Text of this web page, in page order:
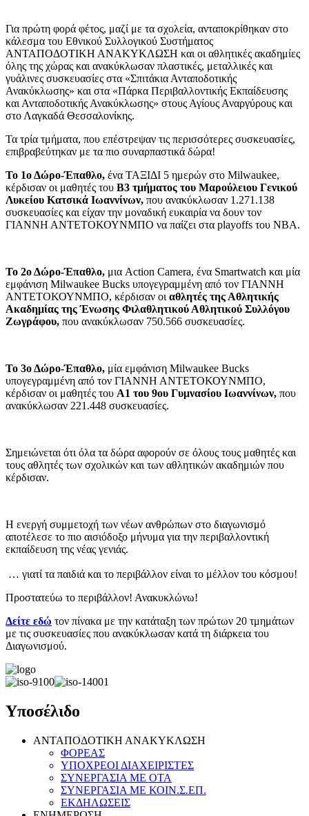
Για πρώτη φορά φέτος, μαζί με τα σχολεία, ανταποκρίθηκαν στο
κάλεσμα του Εθνικού Συλλογικού Συστήματος
ΑΝΤΑΠΟΔΟΤΙΚΗ ΑΝΑΚΥΚΛΩΣΗ και οι αθλητικές ακαδημίες
όλης της χώρας και ανακύκλωσαν πλαστικές, μεταλλικές και
γυάλινες συσκευασίες στα «Σπιτάκια Ανταποδοτικής
Ανακύκλωσης» και στα «Πάρκα Περιβαλλοντικής Εκπαίδευσης
και Ανταποδοτικής Ανακύκλωσης» στους Αγίους Αναργύρους και
στο Λαγκαδά Θεσσαλονίκης.
Τα τρία τμήματα, που επέστρεψαν τις περισσότερες συσκευασίες,
επιβραβεύτηκαν με τα πιο συναρπαστικά δώρα!
Το 1ο Δώρο-Έπαθλο, ένα ΤΑΞΙΔΙ 5 ημερών στο Milwaukee,
κέρδισαν οι μαθητές του Β3 τμήματος του Μαρούλειου Γενικού
Λυκείου Κατσικά Ιωαννίνων, που ανακύκλωσαν 1.271.138
συσκευασίες και είχαν την μοναδική ευκαιρία να δουν τον
ΓΙΑΝΝΗ ΑΝΤΕΤΟΚΟΥΝΜΠΟ να παίζει στα playoffs του ΝΒΑ.
Το 2ο Δώρο-Έπαθλο, μια Action Camera, ένα Smartwatch και μία
εμφάνιση Milwaukee Bucks υπογεγραμμένη από τον ΓΙΑΝΝΗ
ΑΝΤΕΤΟΚΟΥΝΜΠΟ, κέρδισαν οι αθλητές της Αθλητικής
Ακαδημίας της Ένωσης Φιλαθλητικού Αθλητικού Συλλόγου
Ζωγράφου, που ανακύκλωσαν 750.566 συσκευασίες.
Το 3ο Δώρο-Έπαθλο, μία εμφάνιση Milwaukee Bucks
υπογεγραμμένη από τον ΓΙΑΝΝΗ ΑΝΤΕΤΟΚΟΥΝΜΠΟ,
κέρδισαν οι μαθητές του Α1 του 9ου Γυμνασίου Ιωαννίνων, που
ανακύκλωσαν 221.448 συσκευασίες.
Σημειώνεται ότι όλα τα δώρα αφορούν σε όλους τους μαθητές και
τους αθλητές των σχολικών και των αθλητικών ακαδημιών που
κέρδισαν.
Η ενεργή συμμετοχή των νέων ανθρώπων στο διαγωνισμό
αποτέλεσε το πιο αισιόδοξο μήνυμα για την περιβαλλοντική
εκπαίδευση της νέας γενιάς.
… γιατί τα παιδιά και το περιβάλλον είναι το μέλλον του κόσμου!
Προστατεύω το περιβάλλον! Ανακυκλώνω!
Δείτε εδώ τον πίνακα με την κατάταξη των πρώτων 20 τμημάτων
με τις συσκευασίες που ανακύκλωσαν κατά τη διάρκεια του
Διαγωνισμού.
Υποσέλιδο
ΑΝΤΑΠΟΔΟΤΙΚΗ ΑΝΑΚΥΚΛΩΣΗ
ΦΟΡΕΑΣ
ΥΠΟΧΡΕΟΙ ΔΙΑΧΕΙΡΙΣΤΕΣ
ΣΥΝΕΡΓΑΣΙΑ ΜΕ ΟΤΑ
ΣΥΝΕΡΓΑΣΙΑ ΜΕ ΚΟΙΝ.Σ.ΕΠ.
ΕΚΔΗΛΩΣΕΙΣ